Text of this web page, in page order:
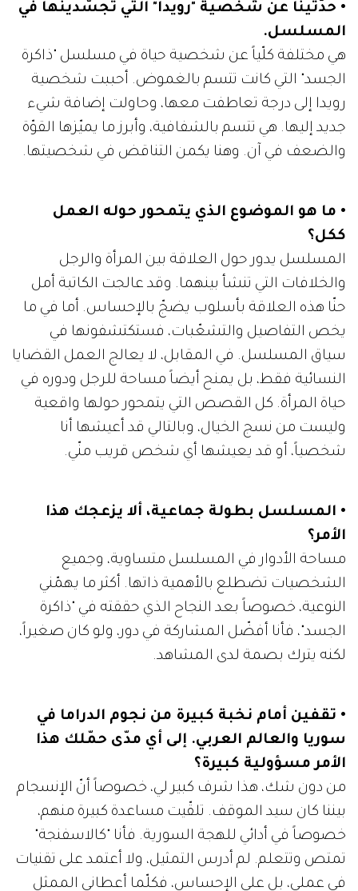
• حدّثينا عن شخصية "رويدا" التي تجسّدينها في
المسلسل.
هي مختلفة كلّياً عن شخصية حياة في مسلسل "ذاكرة
الجسد" التي كانت تتسم بالغموض. أحببت شخصية
رويدا إلى درجة تعاطفت معها، وحاولت إضافة شيء
جديد إليها. هي تتسم بالشفافية، وأبرز ما يميّزها القوّة
والضعف في آن. وهنا يكمن التناقض في شخصيتها.
• ما هو الموضوع الذي يتمحور حوله العمل
ككل؟
المسلسل يدور حول العلاقة بين المرأة والرجل
والخلافات التي تنشأ بينهما. وقد عالجت الكاتبة أمل
حنّا هذه العلاقة بأسلوب يضجّ بالإحساس. أما في ما
يخص التفاصيل والتشعّبات، فستكتشفونها في
سياق المسلسل. في المقابل، لا يعالج العمل القضايا
النسائية فقط، بل يمنح أيضاً مساحة للرجل ودوره في
حياة المرأة. كل القصص التي يتمحور حولها واقعية
وليست من نسج الخيال، وبالتالي قد أعيشها أنا
شخصياً، أو قد يعيشها أي شخص قريب منّي.
• المسلسل بطولة جماعية، ألا يزعجك هذا
الأمر؟
مساحة الأدوار في المسلسل متساوية، وجميع
الشخصيات تضطلع بالأهمية ذاتها. أكثر ما يهمّني
النوعية، خصوصاً بعد النجاح الذي حققته في "ذاكرة
الجسد"، فأنا أفضّل المشاركة في دور، ولو كان صغيراً،
لكنه يترك بصمة لدى المشاهد.
• تقفين أمام نخبة كبيرة من نجوم الدراما في
سوريا والعالم العربي. إلى أي مدّى حمّلك هذا
الأمر مسؤولية كبيرة؟
من دون شك، هذا شرف كبير لي، خصوصاً أنّ الإنسجام
بيننا كان سيد الموقف. تلقّيت مساعدة كبيرة منهم،
خصوصاً في أدائي للهجة السورية. فأنا "كالاسفنجة"
تمتص وتتعلم. لم أدرس التمثيل، ولا أعتمد على تقنيات
في عملي، بل على الإحساس، فكلّما أعطاني الممثل